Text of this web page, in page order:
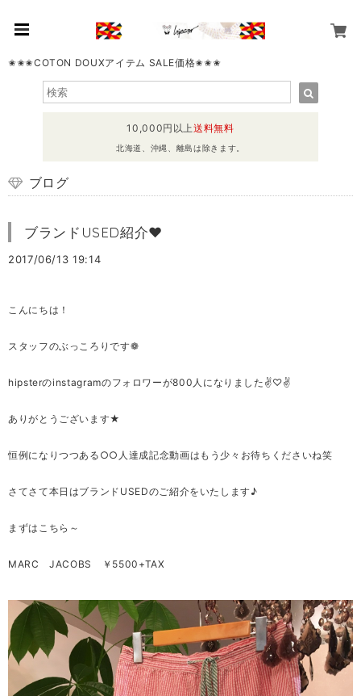
✬✬✬COTON DOUXアイテム SALE価格✬✬✬
10,000円以上送料無料
北海道、沖縄、離島は除きます。
ブログ
ブランドUSED紹介♥
2017/06/13 19:14
こんにちは！
スタッフのぶっころりです❁
hipsterのinstagramのフォロワーが800人になりました✌♡✌
ありがとうございます★
恒例になりつつある○○人達成記念動画はもう少々お待ちくださいね笑
さてさて本日はブランドUSEDのご紹介をいたします♪
まずはこちら～
MARC JACOBS ￥5500+TAX